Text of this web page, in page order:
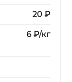
20 ₽
6 ₽/кг